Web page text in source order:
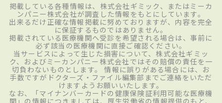
掲載している各種情報は、株式会社ギミック、またはミーカ
ンパニー株式会社が調査した情報をもとにしています。
出来るだけ正確な情報掲載に努めておりますが、内容を完全
に保証するものではありません。
掲載されている医療機関へ受診を希望される場合は、事前に
必ず該当の医療機関に直接ご確認ください。
当サービスによって生じた損害について、株式会社ギミッ
ク、およびミーカンパニー株式会社ではその賠償の責任を一
切負わないものとします。 情報に誤りがある場合には、お
手数ですがドクターズ・ファイル編集部までご連絡をいただ
けますようお願いいたします。
なお、「マイナンバーカードの健康保険証利用可能な医療機
関」の情報につきましては、厚生労働省の情報提供のもと、